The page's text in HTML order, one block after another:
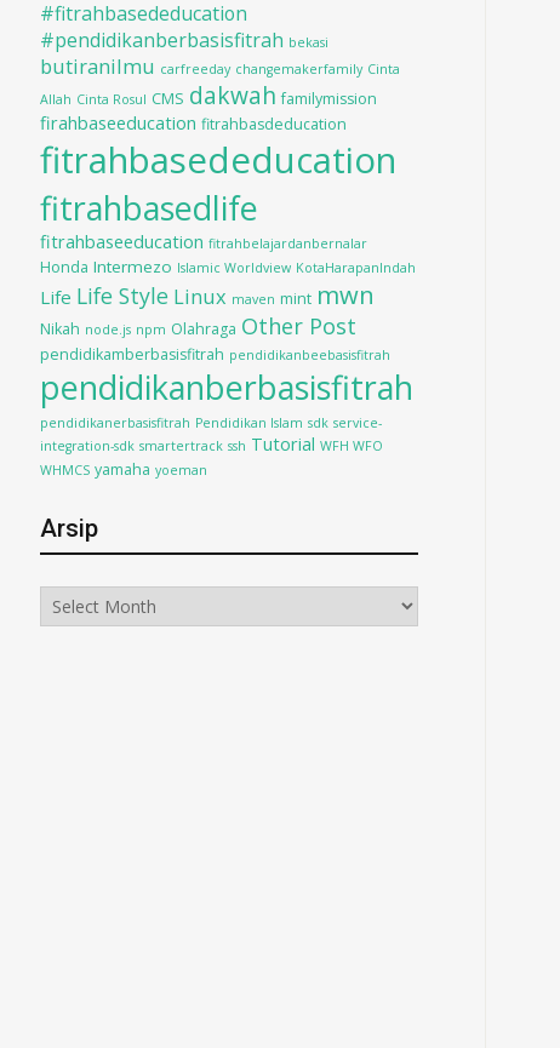
#fitrahbasededucation
#pendidikanberbasisfitrah bekasi
butiranilmu carfreeday changemakerfamily Cinta
Allah Cinta Rosul CMS dakwah familymission
firahbaseeducation fitrahbasdeducation
fitrahbasededucation
fitrahbasedlife
fitrahbaseeducation fitrahbelajardanbernalar
Honda Intermezo Islamic Worldview KotaHarapanIndah
Life Life Style Linux maven mint mwn
Nikah node.js npm Olahraga Other Post
pendidikamberbasisfitrah pendidikanbeebasisfitrah
pendidikanberbasisfitrah
pendidikanerbasisfitrah Pendidikan Islam sdk service-
integration-sdk smartertrack ssh Tutorial WFH WFO
WHMCS yamaha yoeman
Arsip
Arsip